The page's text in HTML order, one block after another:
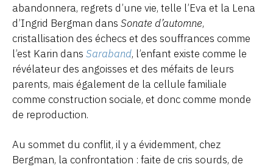
abandonnera, regrets d’une vie, telle l’Eva et la Lena
d’Ingrid Bergman dans Sonate d’automne,
cristallisation des échecs et des souffrances comme
l’est Karin dans Saraband, l’enfant existe comme le
révélateur des angoisses et des méfaits de leurs
parents, mais également de la cellule familiale
comme construction sociale, et donc comme monde
de reproduction.
Au sommet du conflit, il y a évidemment, chez
Bergman, la confrontation : faite de cris sourds, de